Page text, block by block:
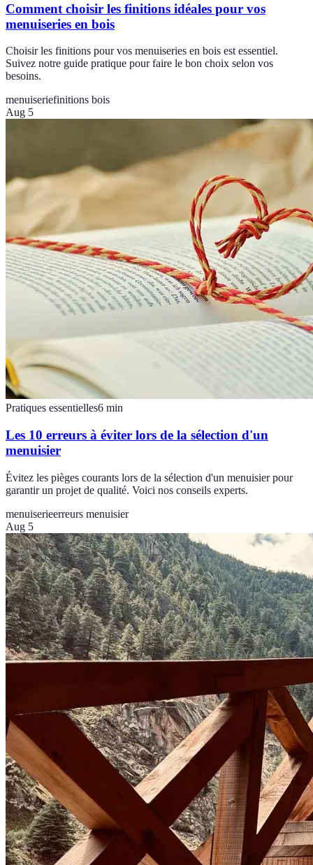
Comment choisir les finitions idéales pour vos
menuiseries en bois
Choisir les finitions pour vos menuiseries en bois est essentiel.
Suivez notre guide pratique pour faire le bon choix selon vos
besoins.
menuiseriefinitions bois
Aug 5
Pratiques essentielles6 min
Les 10 erreurs à éviter lors de la sélection d'un
menuisier
Évitez les pièges courants lors de la sélection d'un menuisier pour
garantir un projet de qualité. Voici nos conseils experts.
menuiserieerreurs menuisier
Aug 5